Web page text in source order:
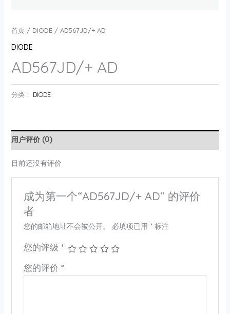
首页/ DIODE/ AD567JD/+ AD
DIODE
AD567JD/+ AD
分类： DIODE
用户评价 (0)
目前还没有评价
成为第一个“AD567JD/+ AD” 的评价
者
您的邮箱地址不会被公开。 必填项已用 *标注
您的评级 *
您的评价 *